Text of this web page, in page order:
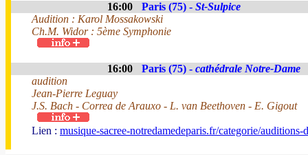
16:00 Paris (75) - St-Sulpice
Audition : Karol Mossakowski
Ch.M. Widor : 5ème Symphonie
16:00 Paris (75) - cathédrale Notre-Dame
audition
Jean-Pierre Leguay
J.S. Bach - Correa de Arauxo - L. van Beethoven - E. Gigout
Lien : musique-sacree-notredamedeparis.fr/categorie/